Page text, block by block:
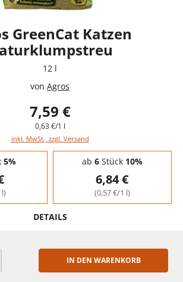
GreenCat Katzen
12 l
von Agros
7,59 €
0,63 €/1 l
inkl. MwSt., zzgl. Versand
5%
l)
ab 6Stück 10%
6,84 €
(0,57 €/1 l)
DETAILS
ERHÖHEN
IN DEN WARENKORB